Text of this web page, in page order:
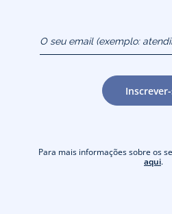
Para mais informações sobre os
aqui.